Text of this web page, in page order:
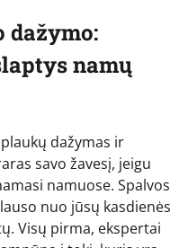
dažymo:
namų
dažymas ir
savo žavesį, jeigu
namuose. Spalvos
nuo jūsų kasdienės
Visų pirma, ekspertai